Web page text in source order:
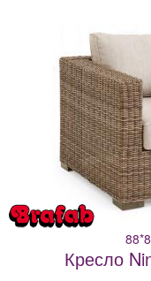
Кресло